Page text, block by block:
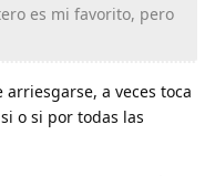
es mi favorito, pero
a veces toca
o si por todas las